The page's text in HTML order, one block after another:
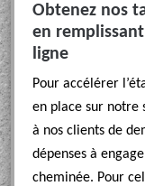
Obtenez nos
en
ligne
Pour accélérer
en place sur
à nos clients de
dépenses à
cheminée. Pour